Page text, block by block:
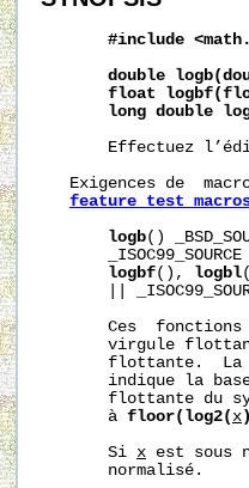
#include
double
float
long double
Effectuez
Exigences de
logb()
_ISOC99_SOURCE
logbf(), logbl
||
Ces
virgule
flottante.
indique la
flottante du
       à
floor(log2( x
       Si
x est sous
       normalisé.